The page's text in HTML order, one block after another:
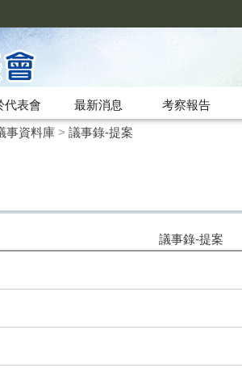
代表會 最新消息 考察報告
事資料庫> 議事錄-提案
議事錄-提案